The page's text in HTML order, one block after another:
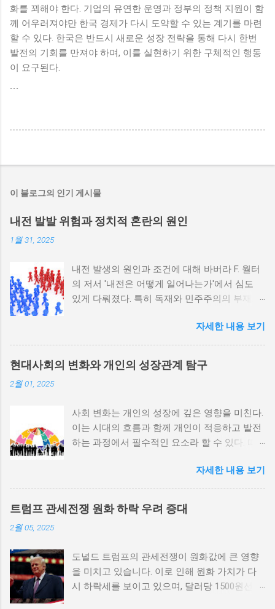
화를 꾀해야 한다. 기업의 유연한 운영과 정부의 정책 지원이 함
께 어우러져야만 한국 경제가 다시 도약할 수 있는 계기를 마련
할 수 있다. 한국은 반드시 새로운 성장 전략을 통해 다시 한번
발전의 기회를 만져야 하며, 이를 실현하기 위한 구체적인 행동
이 요구된다.
```
이 블로그의 인기 게시물
내전 발발 위험과 정치적 혼란의 원인
1월 31, 2025
내전 발생의 원인과 조건에 대해 바버라 F. 월터
의 저서 '내전은 어떻게 일어나는가'에서 심도
있게 다뤄졌다. 특히 독재와 민주주의의 부재가
정치적 파벌화와 경제·군사 체제의 불안정성이
내전의 촉매제가 된다는 사실은 우리에게 중요
한 교훈을 준다. 정치적 불안정성과 내전 발발
위험 정치적 불안정성은 내전 발발의 핵심 요인
적 갈등이 심화되고, 이로 인해 내전의 위험이
증가한다. 이와 같은 경우, 국민들은 정부에 대
한 불만을 느끼고, 체제 전복을 위해 무장 세력
역사적으로도 정치적 불안정성이 높은 국가에
서는 종종 내전이 발발했던 예가 많다. 이러한
비극적인 상황을 방지하기 위해서는 먼저 정치
한 원인 중 하나는 경제적 불균형이다. 경제가
일부 계층에 의해 독점되고, 대다수의 국민이 경
제적 불안정과 빈곤 속에서 고통받게 되면, 사회
자세한 내용 보기
현대사회의 변화와 개인의 성장관계 탐구
2월 01, 2025
사회 변화는 개인의 성장에 깊은 영향을 미친다.
이는 시대의 흐름과 함께 개인이 적응하고 발전
하는 과정에서 필수적인 요소라 할 수 있다. 따
탐구하는 것이 필요하다. 사회 변화의 의미와 구
조 사회 변화란 특정 사회의 구조, 문화, 가치관
등이 시간이 지남에 따라 변화하는 과정을 의미
한다. 이러한 변화는 다양한 요인에 의해 발생할
이루어진다. 예를 들어, 산업 혁명은 사람들이
일하는 방식과 생활 방식을 완전히 변화시켰다.
이에 따라 개인의 역할과 목표 또한 변화할 수밖
자세한 내용 보기
트럼프 관세전쟁 원화 하락 우려 증대
2월 05, 2025
도널드 트럼프의 관세전쟁이 원화값에 큰 영향
을 미치고 있습니다. 이로 인해 원화 가치가 다
시 하락세를 보이고 있으며, 달러당 1500원선이